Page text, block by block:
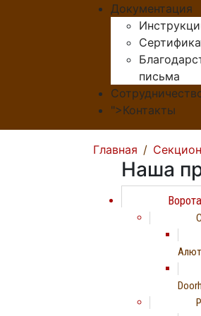
Документация
письма
">Контакты
Главная
Наша
Ворота